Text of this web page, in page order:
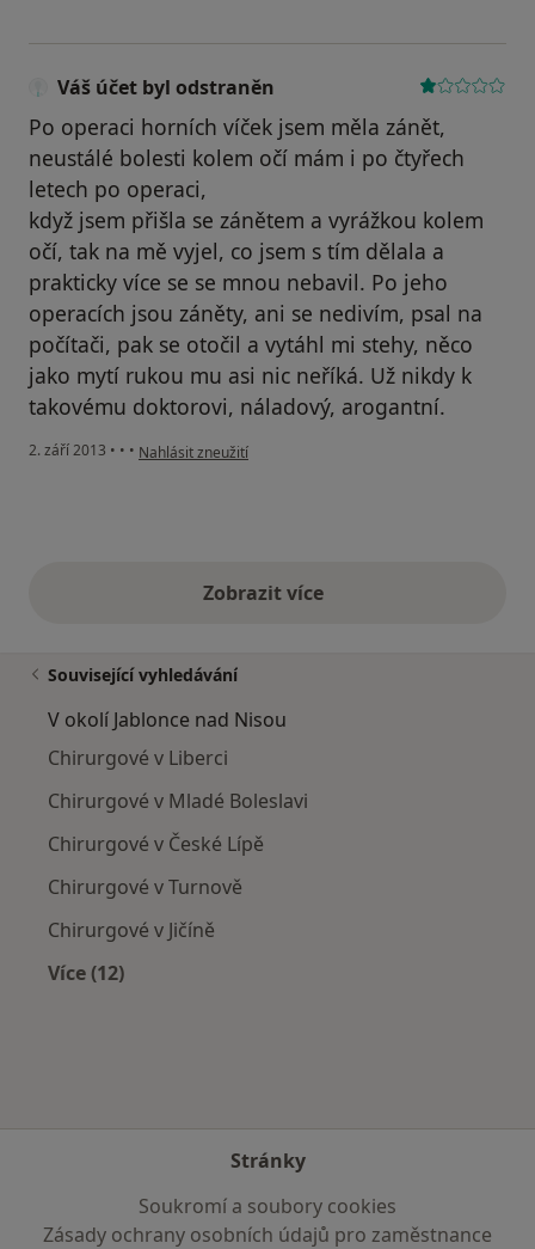
Váš účet byl odstraněn
Po operaci horních víček jsem měla zánět,
neustálé bolesti kolem očí mám i po čtyřech
letech po operaci,
když jsem přišla se zánětem a vyrážkou kolem
očí, tak na mě vyjel, co jsem s tím dělala a
prakticky více se se mnou nebavil. Po jeho
operacích jsou záněty, ani se nedivím, psal na
počítači, pak se otočil a vytáhl mi stehy, něco
jako mytí rukou mu asi nic neříká. Už nikdy k
takovému doktorovi, náladový, arogantní.
2. září 2013 • • • podle názoru uživatele Váš účet byl odstraněn
Nahlásit zneužití
Zobrazit vícevýše uvedené názory
Související vyhledávání
V okolí Jablonce nad Nisou
Chirurgové v Liberci
Chirurgové v Mladé Boleslavi
Chirurgové v České Lípě
Chirurgové v Turnově
Chirurgové v Jičíně
Více (12)
Stránky
Soukromí a soubory cookies
Zásady ochrany osobních údajů pro zaměstnance